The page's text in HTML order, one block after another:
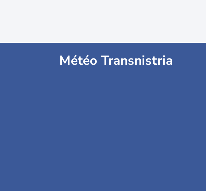
Météo Transnistria